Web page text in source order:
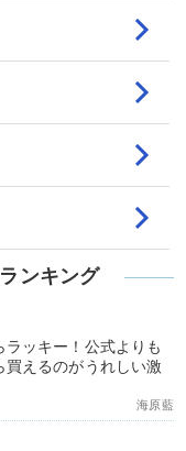
ンキング
ッキー！公式よりも
えるのがうれしい激
海原藍